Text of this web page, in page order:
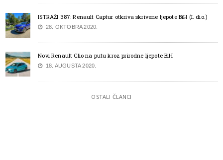
ISTRAŽI 387: Renault Captur otkriva skrivene ljepote BiH (I. dio.)
28. OKTOBRA 2020.
Novi Renault Clio na putu kroz prirodne ljepote BiH
18. AUGUSTA 2020.
OSTALI ČLANCI